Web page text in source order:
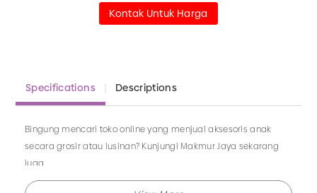
Kontak Untuk Harga
Specifications Descriptions
Bingung mencari toko online yang menjual aksesoris anak
secara grosir atau lusinan? Kunjungi Makmur Jaya sekarang
juga.